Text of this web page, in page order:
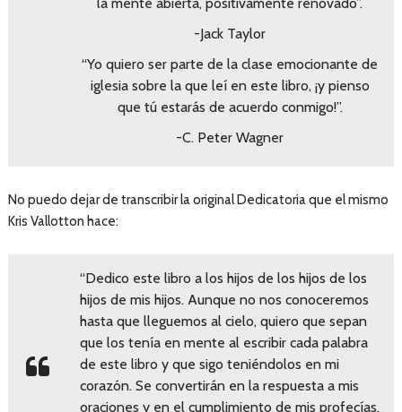
-Jack Taylor
“Yo quiero ser parte de la clase emocionante de
iglesia sobre la que leí en este libro, ¡y pienso
que tú estarás de acuerdo conmigo!”.
-C. Peter Wagner
No puedo dejar de transcribir la original Dedicatoria que el mismo
Kris Vallotton hace:
“Dedico este libro a los hijos de los hijos de los
hijos de mis hijos. Aunque no nos conoceremos
hasta que lleguemos al cielo, quiero que sepan
que los tenía en mente al escribir cada palabra
de este libro y que sigo teniéndolos en mi
corazón. Se convertirán en la respuesta a mis
oraciones y en el cumplimiento de mis profecías.